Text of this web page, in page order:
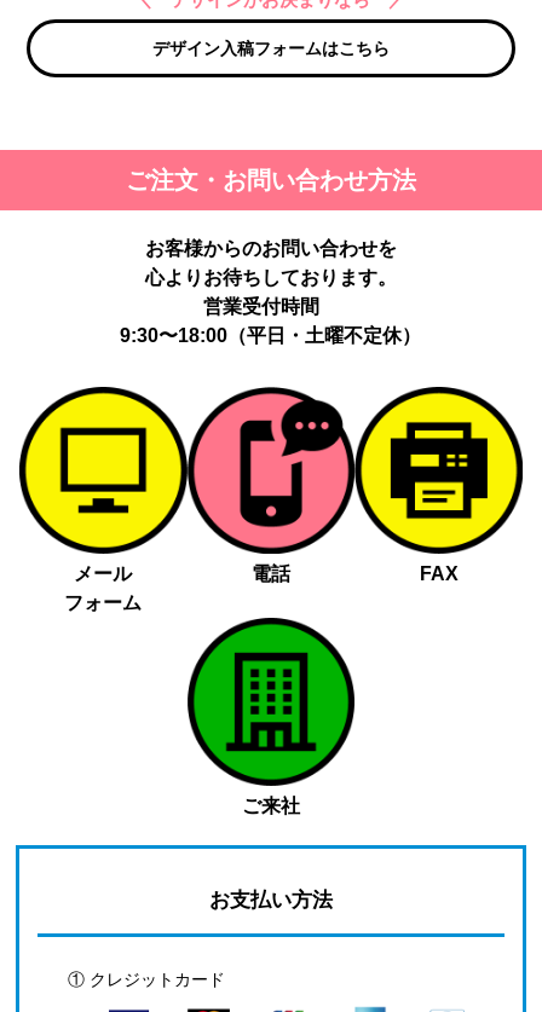
デザイン入稿フォームはこちら
ご注文・お問い合わせ方法
お客様からのお問い合わせを
心よりお待ちしております。
営業受付時間
9:30〜18:00（平日・土曜不定休）
メール
フォーム
電話 FAX
ご来社
お支払い方法
① クレジットカード